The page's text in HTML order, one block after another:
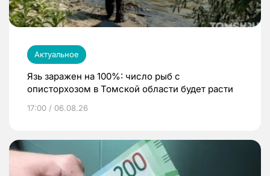
Актуальное
Язь заражен на 100%: число рыб с
описторхозом в Томской области будет расти
17:00 / 06.08.26